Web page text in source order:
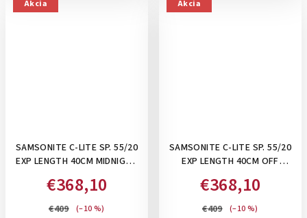
Akcia
SAMSONITE C-LITE SP. 55/20
EXP LENGTH 40CM MIDNIGHT
ROZŠÍRITEĽNÝ 36/42 L
€368,10
€409 (–10 %)
Akcia
SAMSONITE C-LITE SP. 55/20
EXP LENGTH 40CM OFF
ROZŠÍRITEĽNÝ 36/42 L
€368,10
€409 (–10 %)